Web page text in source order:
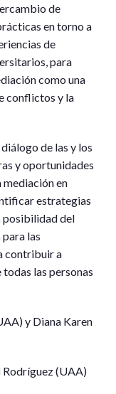
de
en torno a
de
para
como una
conflictos y la
de las y los
y oportunidades
en
estrategias
posibilidad del
las
contribuir a
las personas
y Diana Karen
(UAA)